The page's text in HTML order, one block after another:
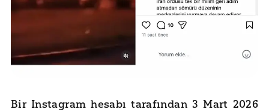
Bir Instagram hesabı tarafından 3 Mart 2026